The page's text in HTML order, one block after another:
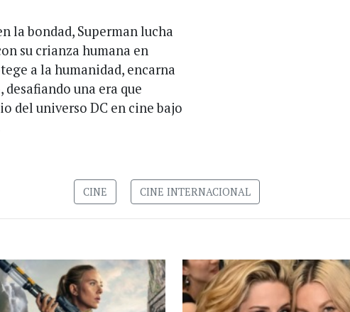
la bondad, Superman lucha
su crianza humana en
a la humanidad, encarna
una era que
del universo DC en cine bajo
CINE CINE INTERNACIONAL